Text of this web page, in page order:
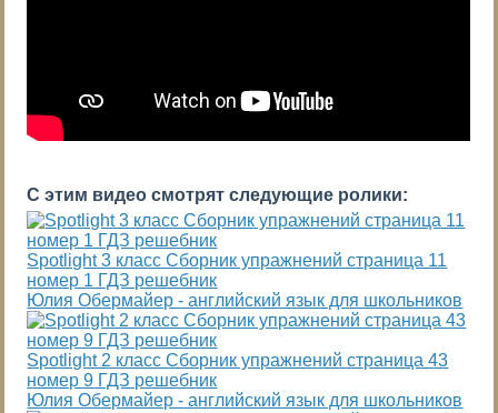
С этим видео смотрят следующие ролики:
Spotlight 3 класс Сборник упражнений страница 11
номер 1 ГДЗ решебник
Юлия Обермайер - английский язык для школьников
Spotlight 2 класс Сборник упражнений страница 43
номер 9 ГДЗ решебник
Юлия Обермайер - английский язык для школьников